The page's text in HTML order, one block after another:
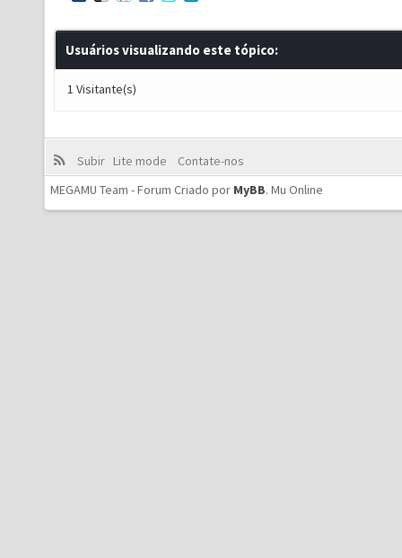
Usuários visualizando este tópico:
1 Visitante(s)
Subir Lite mode
Contate-nos
MEGAMU Team - Forum Criado por MyBB. Mu Online